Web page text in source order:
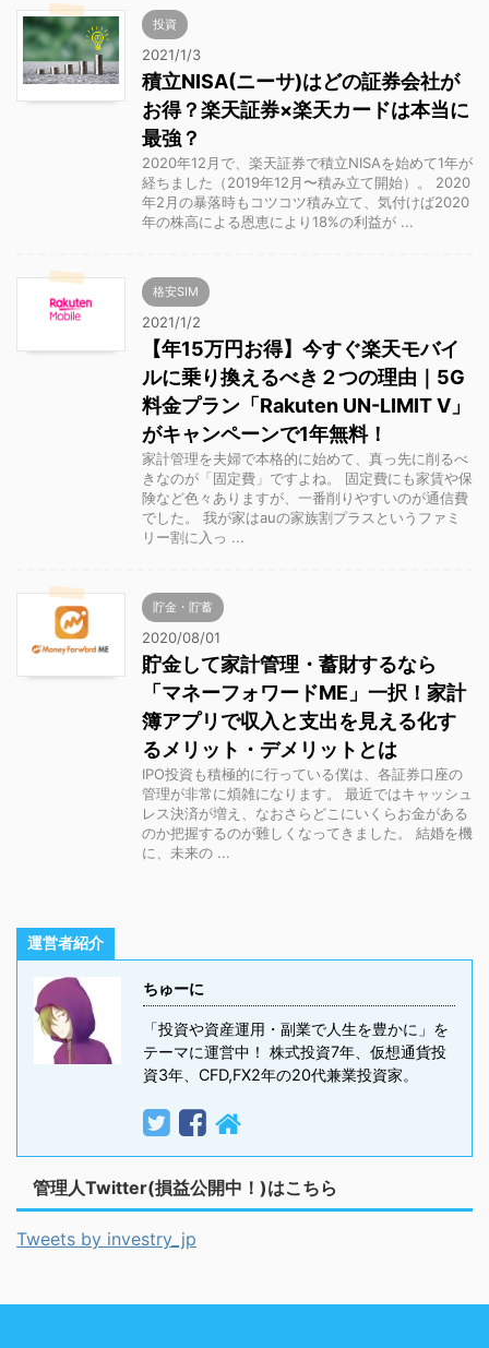
投資
2021/1/3
積立NISA(ニーサ)はどの証券会社が
お得？楽天証券×楽天カードは本当に
最強？
2020年12月で、楽天証券で積立NISAを始めて1年が
経ちました（2019年12月〜積み立て開始）。 2020
年2月の暴落時もコツコツ積み立て、気付けば2020
年の株高による恩恵により18%の利益が ...
格安SIM
2021/1/2
【年15万円お得】今すぐ楽天モバイ
ルに乗り換えるべき２つの理由｜5G
料金プラン「Rakuten UN-LIMIT V」
がキャンペーンで1年無料！
家計管理を夫婦で本格的に始めて、真っ先に削るべ
きなのが「固定費」ですよね。 固定費にも家賃や保
険など色々ありますが、一番削りやすいのが通信費
でした。 我が家はauの家族割プラスというファミ
リー割に入っ ...
貯金・貯蓄
2020/08/01
貯金して家計管理・蓄財するなら
「マネーフォワードME」一択！家計
簿アプリで収入と支出を見える化す
るメリット・デメリットとは
IPO投資も積極的に行っている僕は、各証券口座の
管理が非常に煩雑になります。 最近ではキャッシュ
レス決済が増え、なおさらどこにいくらお金がある
のか把握するのが難しくなってきました。 結婚を機
に、未来の ...
運営者紹介
ちゅーに
「投資や資産運用・副業で人生を豊かに」を
テーマに運営中！ 株式投資7年、仮想通貨投
資3年、CFD,FX2年の20代兼業投資家。
管理人Twitter(損益公開中！)はこちら
Tweets by investry_jp